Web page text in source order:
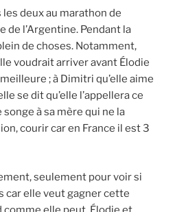
deux au marathon de
de l’Argentine. Pendant la
de choses. Notamment,
voudrait arriver avant Élodie
; à Dimitri qu’elle aime
se dit qu’elle l’appellera ce
à sa mère qui ne la
courir car en France il est 3
seulement pour voir si
car elle veut gagner cette